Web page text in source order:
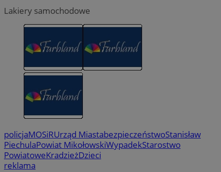
Lakiery samochodowe
policjaMOSiRUrząd MiastabezpieczeństwoStanisław
PiechulaPowiat MikołowskiWypadekStarostwo
PowiatoweKradzieżDzieci
reklama